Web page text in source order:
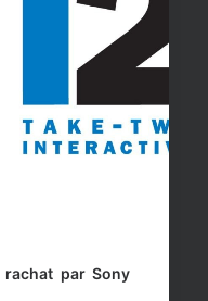
rachat par Sony